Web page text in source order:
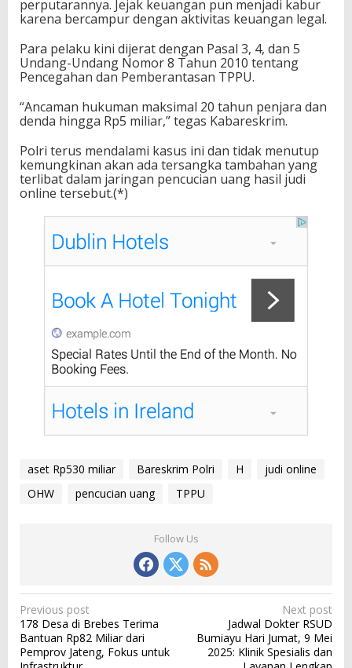
perputarannya. Jejak keuangan pun menjadi kabur
karena bercampur dengan aktivitas keuangan legal.
Para pelaku kini dijerat dengan Pasal 3, 4, dan 5
Undang-Undang Nomor 8 Tahun 2010 tentang
Pencegahan dan Pemberantasan TPPU.
“Ancaman hukuman maksimal 20 tahun penjara dan
denda hingga Rp5 miliar,” tegas Kabareskrim.
Polri terus mendalami kasus ini dan tidak menutup
kemungkinan akan ada tersangka tambahan yang
terlibat dalam jaringan pencucian uang hasil judi
online tersebut.(*)
aset Rp530 miliar Bareskrim Polri H
judi online
OHW
pencucian uang TPPU
Follow Us
P
o
s
Previous post
178 Desa di Brebes Terima
Bantuan Rp82 Miliar dari
Pemprov Jateng, Fokus untuk
Next post
Jadwal Dokter RSUD
Bumiayu Hari Jumat, 9 Mei
2025: Klinik Spesialis dan